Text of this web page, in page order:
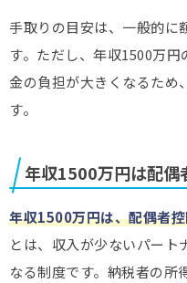
手取りの目安は、一般的に
す。ただし、年収1500万
金の負担が大きくなるため
す。
年収1500万円は配偶
年収1500万円は、配偶者
とは、収入が少ないパート
なる制度です。納税者の所